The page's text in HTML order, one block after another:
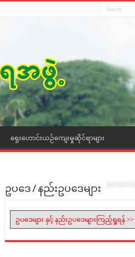
ရှေးဟောင်းယဉ်ကျေးမှုဆိုင်ရာများ
ဥပဒေ / နည်းဥပဒေများ
ဥပဒေများ နှင့် နည်းဥပဒေများကြည့်ရှုရန် >>